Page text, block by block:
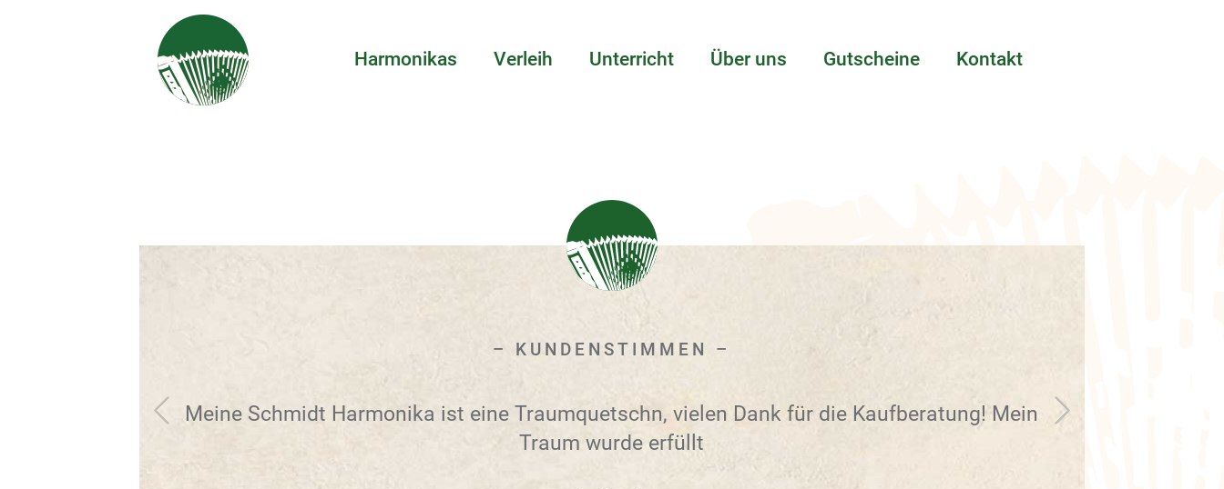
Harmonikas Verleih Unterricht Über uns Gutscheine Kontakt
KUNDENSTIMMEN
Meine Schmidt Harmonika ist eine Traumquetschn, vielen Dank für die Kaufberatung! Mein
Traum wurde erfüllt